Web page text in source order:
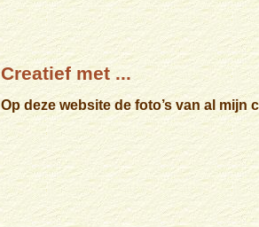
Creatief met ...
Op deze website de foto’s van al